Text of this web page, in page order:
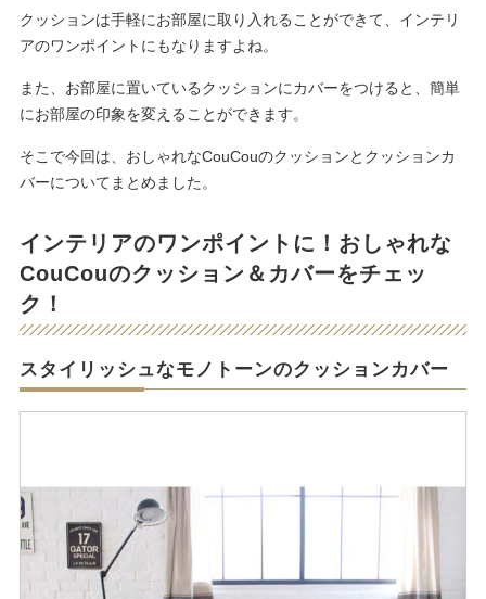
クッションは手軽にお部屋に取り入れることができて、インテリ
アのワンポイントにもなりますよね。
また、お部屋に置いているクッションにカバーをつけると、簡単
にお部屋の印象を変えることができます。
そこで今回は、おしゃれなCouCouのクッションとクッションカ
バーについてまとめました。
インテリアのワンポイントに！おしゃれな
CouCouのクッション＆カバーをチェッ
ク！
スタイリッシュなモノトーンのクッションカバー